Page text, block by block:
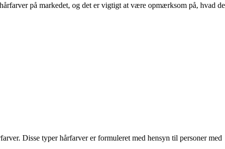
på markedet, og det er vigtigt at være opmærksom på, hvad de
Disse typer hårfarver er formuleret med hensyn til personer med